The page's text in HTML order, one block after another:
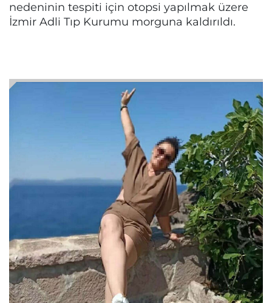
nedeninin tespiti için otopsi yapılmak üzere
İzmir Adli Tıp Kurumu morguna kaldırıldı.